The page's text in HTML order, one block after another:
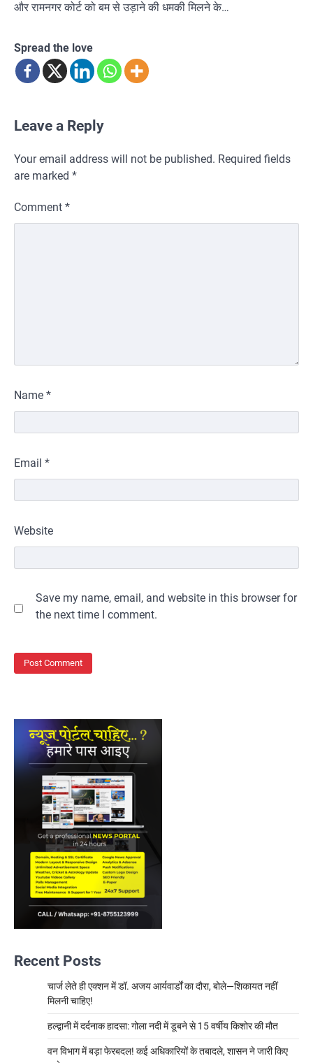
और रामनगर कोर्ट को बम से उड़ाने की धमकी मिलने के…
Spread the love
Leave a Reply
Your email address will not be published. Required fields
are marked *
Comment *
Name *
Email *
Website
Save my name, email, and website in this browser for
the next time I comment.
Recent Posts
चार्ज लेते ही एक्शन में डॉ. अजय आर्यवार्डों का दौरा, बोले—शिकायत नहीं
मिलनी चाहिए!
हल्द्वानी में दर्दनाक हादसा: गोला नदी में डूबने से 15 वर्षीय किशोर की मौत
वन विभाग में बड़ा फेरबदल! कई अधिकारियों के तबादले, शासन ने जारी किए